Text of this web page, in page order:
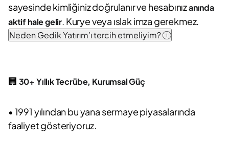
sayesinde kimliğiniz doğrulanır ve hesabınızanında
aktif hale gelir. Kurye veya ıslak imza gerekmez.
Neden Gedik Yatırım’ı tercih etmeliyim?
🏢 30+ Yıllık Tecrübe, Kurumsal Güç
• 1991 yılından bu yana sermaye piyasalarında
faaliyet gösteriyoruz.